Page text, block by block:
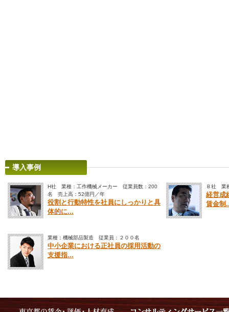
導入事例
H社 業種：工作機械メーカー 従業員数：200
名 売上高：52億円／年
役割と行動特性を社員にしっかりと具
体的に...
Ｂ社 業
経営成
賃金制
業種：機械部品製造 従業員：２００名
中小企業における正社員の採用活動の
支援指...